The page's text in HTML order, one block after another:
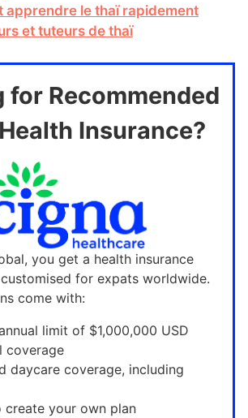
apprendre le thaï rapidement
et tuteurs de thaï
for Recommended
Insurance?
you get a health insurance
for expats worldwide.
come with:
limit of $1,000,000 USD
coverage
daycare coverage, including
create your own plan